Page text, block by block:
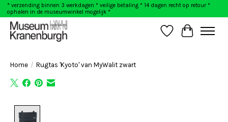
* verzending binnen 3 werkdagen * veilige betaling * 14 dagen recht op retour *
ophalen in de museumwinkel mogelijk *
Verlanglijst
Home / Rugtas 'Kyoto' van MyWalit zwart